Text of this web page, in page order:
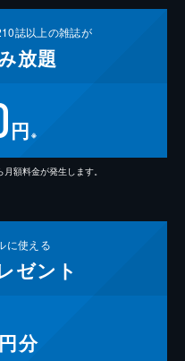
誌以上の雑誌が
放題
円 ※
額料金が発生します。
に使える
ゼント
円分